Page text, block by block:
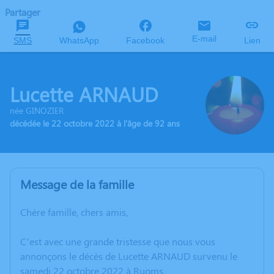
Partager
SMS WhatsApp Facebook E-mail Lien
Lucette ARNAUD
née GINOZIER
décédée le 22 octobre 2022 à l'âge de 92 ans
Message de la famille
Chère famille, chers amis,
C’est avec une grande tristesse que nous vous
annonçons le décès de Lucette ARNAUD survenu le
samedi 22 octobre 2022 à Ruoms.